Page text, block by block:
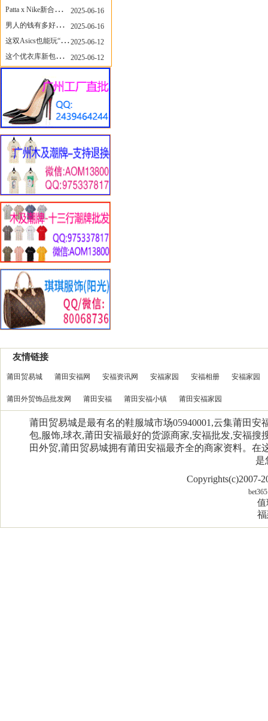
Patta x Nike新合作提前泄露，这次的服饰周边也有亮点？
2025-06-16
男人的钱有多好赚？四个大学生创业卖短裤，年销8个亿！
2025-06-16
这双Asics也能玩“牛仔感”？TOGA联名即将登场！
2025-06-12
这个优衣库新包，能火起来吗？
2025-06-12
友情链接
莆田贸易城 莆田安福网 安福资讯网 安福家园 安福相册 安福家园
莆田外贸饰品批发网 莆田安福 莆田安福小镇 莆田安福家园
莆田贸易城是最有名的鞋服城市场05940001,云集莆田
包,服饰,球衣,莆田安福最好的货源商家,安福批发,安福
田外贸,莆田贸易城拥有莆田安福最齐全的商家资料。
是
Copyrights(c)2007-
bet365
值